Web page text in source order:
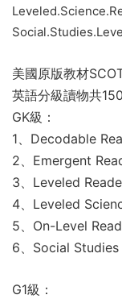
美國原版教材
英語分級讀物共
GK級：
1、Decodable
2、Emergent
3、Leveled
4、Leveled
5、On-Level
6、Social
G1級：